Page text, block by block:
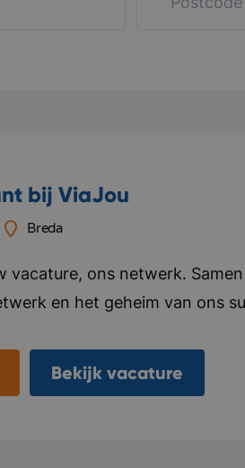
bij ViaJou
Breda
vacature, ons netwerk.
en het geheim van ons
netwervers. In ons team van
Bekijk vacature